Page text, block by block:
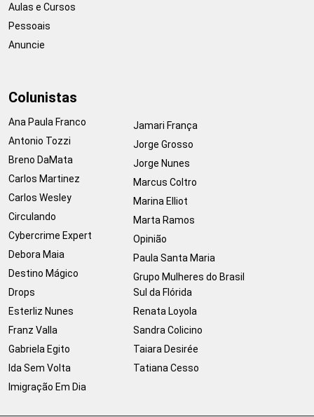
Aulas e Cursos
Pessoais
Anuncie
Colunistas
Ana Paula Franco
Antonio Tozzi
Breno DaMata
Carlos Martinez
Carlos Wesley
Circulando
Cybercrime Expert
Debora Maia
Destino Mágico
Drops
Esterliz Nunes
Franz Valla
Gabriela Egito
Ida Sem Volta
Imigração Em Dia
Jamari França
Jorge Grosso
Jorge Nunes
Marcus Coltro
Marina Elliot
Marta Ramos
Opinião
Paula Santa Maria
Grupo Mulheres do Brasil
Sul da Flórida
Renata Loyola
Sandra Colicino
Taiara Desirée
Tatiana Cesso